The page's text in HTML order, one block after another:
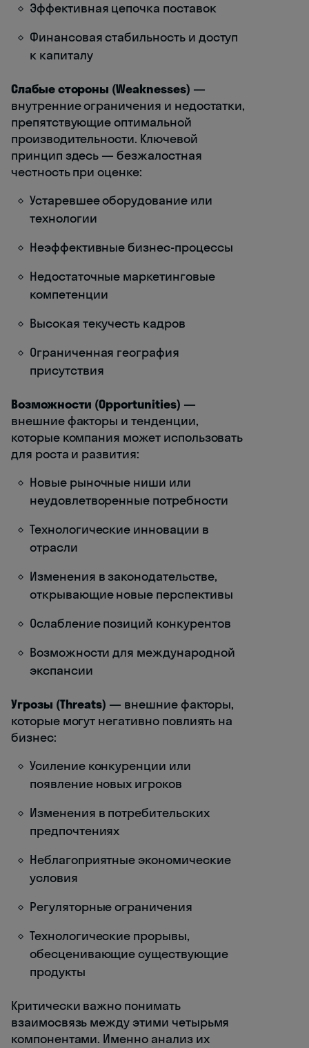
Эффективная цепочка поставок
Финансовая стабильность и доступ
к капиталу
Слабые стороны (Weaknesses) —
внутренние ограничения и недостатки,
препятствующие оптимальной
производительности. Ключевой
принцип здесь — безжалостная
честность при оценке:
Устаревшее оборудование или
технологии
Неэффективные бизнес-процессы
Недостаточные маркетинговые
компетенции
Высокая текучесть кадров
Ограниченная география
присутствия
Возможности (Opportunities) —
внешние факторы и тенденции,
которые компания может использовать
для роста и развития:
Новые рыночные ниши или
неудовлетворенные потребности
Технологические инновации в
отрасли
Изменения в законодательстве,
открывающие новые перспективы
Ослабление позиций конкурентов
Возможности для международной
экспансии
Угрозы (Threats) — внешние факторы,
которые могут негативно повлиять на
бизнес:
Усиление конкуренции или
появление новых игроков
Изменения в потребительских
предпочтениях
Неблагоприятные экономические
условия
Регуляторные ограничения
Технологические прорывы,
обесценивающие существующие
продукты
Критически важно понимать
взаимосвязь между этими четырьмя
компонентами. Именно анализ их